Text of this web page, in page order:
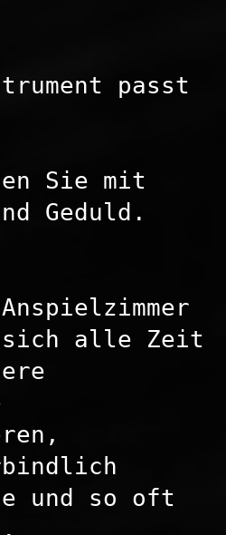
passt
Sie mit
Geduld.
sich alle Zeit
und so oft